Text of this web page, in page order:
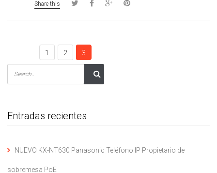
Share this
1 2 3
Entradas recientes
NUEVO KX-NT630 Panasonic Teléfono IP Propietario de
sobremesa PoE